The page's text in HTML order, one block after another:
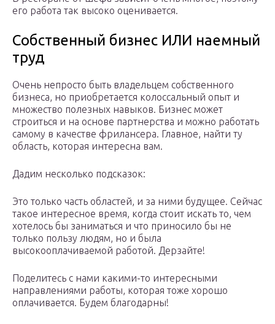
его работа так высоко оценивается.
Собственный бизнес ИЛИ наемный
труд
Очень непросто быть владельцем собственного
бизнеса, но приобретается колоссальный опыт и
множество полезных навыков. Бизнес может
строиться и на основе партнерства и можно работать
самому в качестве фрилансера. Главное, найти ту
область, которая интересна вам.
Дадим несколько подсказок:
Это только часть областей, и за ними будущее. Сейчас
такое интересное время, когда стоит искать то, чем
хотелось бы заниматься и что приносило бы не
только пользу людям, но и была
высокооплачиваемой работой. Дерзайте!
Поделитесь с нами какими-то интересными
направлениями работы, которая тоже хорошо
оплачивается. Будем благодарны!